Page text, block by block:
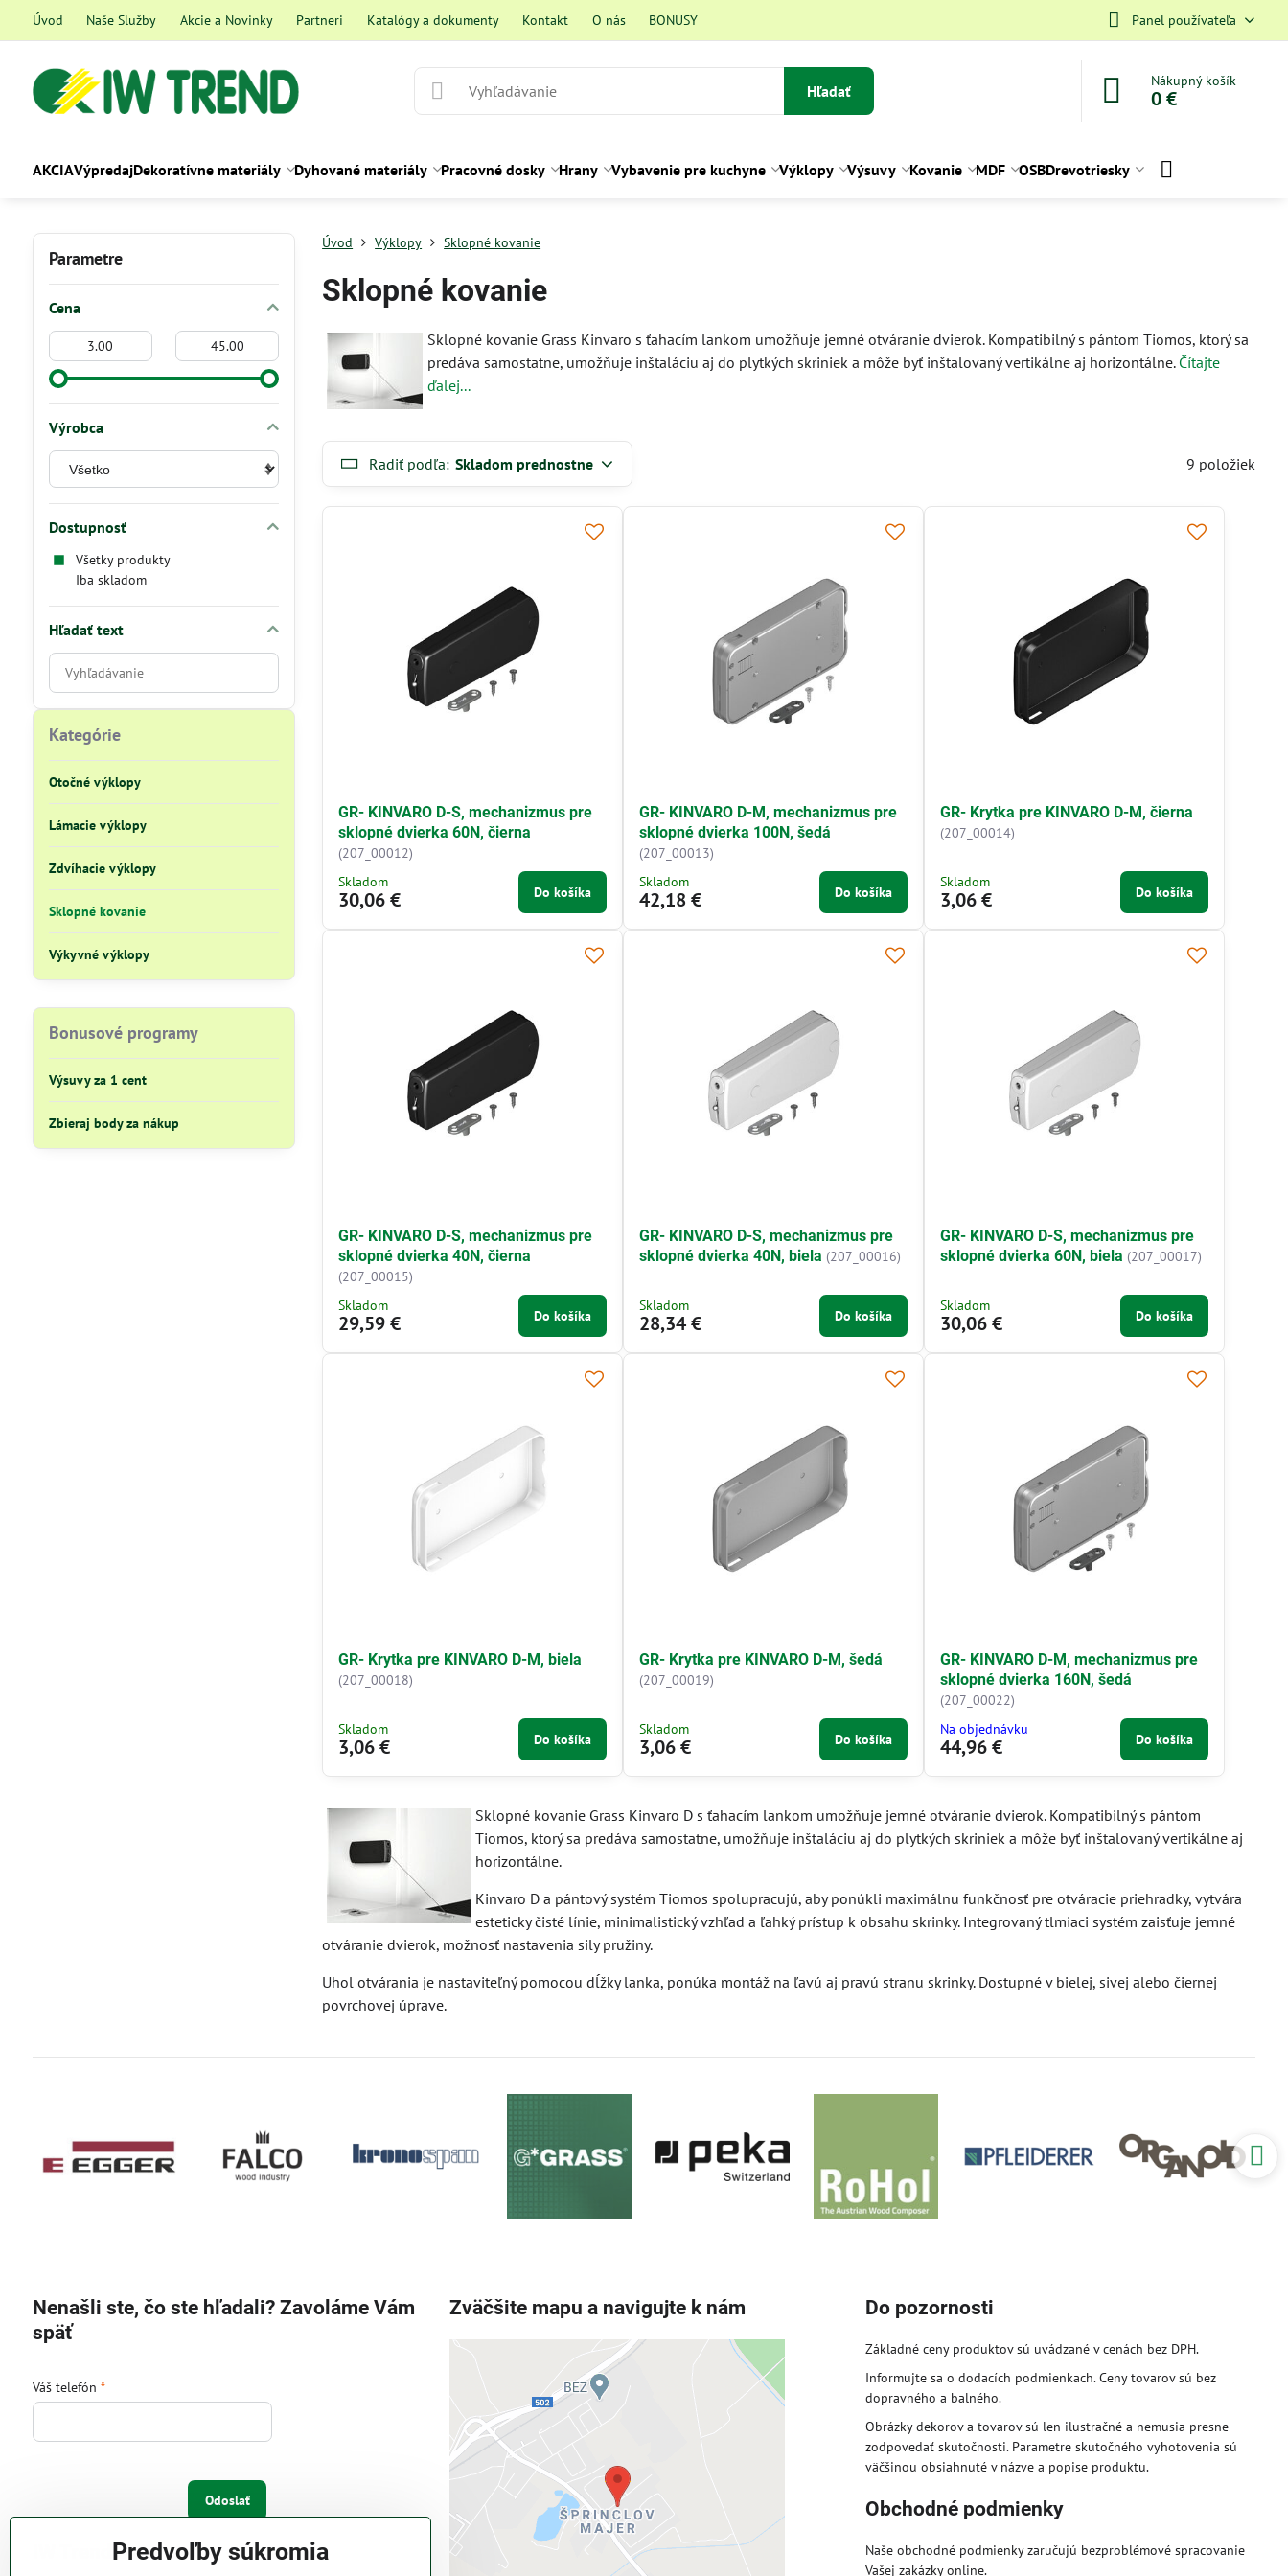
Úvod Naše Služby Akcie a Novinky Partneri Katalógy a dokumenty Kontakt O nás BONUSY Panel používateľa
Hľadať
Nákupný košík
0 €
AKCIAVýpredajDekoratívne materiály Dyhované materiály Pracovné dosky Hrany Vybavenie pre kuchyne Výklopy Výsuvy Kovanie MDF OSBDrevotriesky
Úvod Výklopy Sklopné kovanie
Sklopné kovanie
Sklopné kovanie Grass Kinvaro s ťahacím lankom umožňuje jemné otváranie dvierok. Kompatibilný s pántom Tiomos, ktorý sa
predáva samostatne, umožňuje inštaláciu aj do plytkých skriniek a môže byť inštalovaný vertikálne aj horizontálne. Čítajte
ďalej...
Radiť podľa: Skladom prednostne 9 položiek
GR- KINVARO D-S, mechanizmus pre
sklopné dvierka 60N, čierna
(207_00012)
Skladom
30,06 € Do košíka
GR- KINVARO D-M, mechanizmus pre
sklopné dvierka 100N, šedá
(207_00013)
Skladom
42,18 € Do košíka
GR- Krytka pre KINVARO D-M, čierna
(207_00014)
Skladom
3,06 € Do košíka
GR- KINVARO D-S, mechanizmus pre
sklopné dvierka 40N, čierna
(207_00015)
Skladom
29,59 € Do košíka
GR- KINVARO D-S, mechanizmus pre
sklopné dvierka 40N, biela (207_00016)
Skladom
28,34 € Do košíka
GR- KINVARO D-S, mechanizmus pre
sklopné dvierka 60N, biela (207_00017)
Skladom
30,06 € Do košíka
GR- Krytka pre KINVARO D-M, biela
(207_00018)
Skladom
3,06 € Do košíka
GR- Krytka pre KINVARO D-M, šedá
(207_00019)
Skladom
3,06 € Do košíka
GR- KINVARO D-M, mechanizmus pre
sklopné dvierka 160N, šedá
(207_00022)
Na objednávku
44,96 € Do košíka
Sklopné kovanie Grass Kinvaro D s ťahacím lankom umožňuje jemné otváranie dvierok. Kompatibilný s pántom
Tiomos, ktorý sa predáva samostatne, umožňuje inštaláciu aj do plytkých skriniek a môže byť inštalovaný vertikálne aj
horizontálne.
Kinvaro D a pántový systém Tiomos spolupracujú, aby ponúkli maximálnu funkčnosť pre otváracie priehradky, vytvára
esteticky čisté línie, minimalistický vzhľad a ľahký prístup k obsahu skrinky. Integrovaný tlmiaci systém zaisťuje jemné
otváranie dvierok, možnosť nastavenia sily pružiny.
Uhol otvárania je nastaviteľný pomocou dĺžky lanka, ponúka montáž na ľavú aj pravú stranu skrinky. Dostupné v bielej, sivej alebo čiernej
povrchovej úprave.
Parametre
Cena
Od:
Do:
Výrobca
Dostupnosť
Všetky produkty
Iba skladom
Hľadať text
Prehľadať
výsledky
filtra
fulltextom
Kategórie
Otočné výklopy
Lámacie výklopy
Zdvíhacie výklopy
Sklopné kovanie
Výkyvné výklopy
Bonusové programy
Výsuvy za 1 cent
Zbieraj body za nákup
Nenašli ste, čo ste hľadali? Zavoláme Vám
späť
Váš telefón *
Odoslať
IW Trend s.r.o.
Zväčšite mapu a navigujte k nám
Externý obsah je blokovaný
Prajete si načítať externý obsah?
Povoliť tentokrát
Povoliť a zapamätať - súhlas s druhom
Do pozornosti
Základné ceny produktov sú uvádzané v cenách bez DPH.
Informujte sa o dodacích podmienkach. Ceny tovarov sú bez
dopravného a balného.
Obrázky dekorov a tovarov sú len ilustračné a nemusia presne
zodpovedať skutočnosti. Parametre skutočného vyhotovenia sú
väčšinou obsiahnuté v názve a popise produktu.
Obchodné podmienky
Naše obchodné podmienky zaručujú bezproblémové spracovanie
Vašej zakázky online.
Predvoľby súkromia